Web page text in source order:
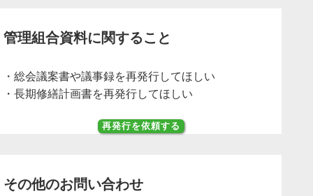
管理組合資料に関すること
総会議案書や議事録を再発行してほしい
長期修繕計画書を再発行してほしい
再発行を依頼する
その他のお問い合わせ